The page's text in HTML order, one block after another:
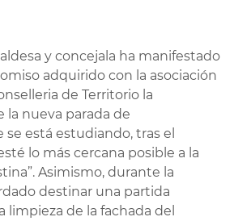
y concejala ha manifestado
adquirido con la asociación
de Territorio la
la nueva parada de
está estudiando, tras el
lo más cercana posible a la
Asimismo, durante la
destinar una partida
limpieza de la fachada del